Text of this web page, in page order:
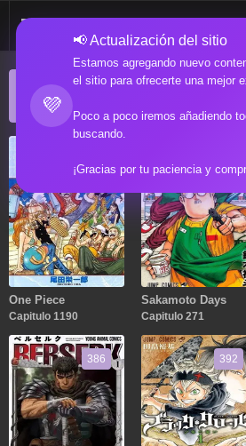
💜
📢 Actualización del sitio
Estamos agregando nuevo
el sitio para ofrecerte una mejor
Poco a poco iremos añadiendo
buscando.
¡Gracias por tu paciencia y
ACTUALIZACIONES
One Piece
Capitulo 1190
Sakamoto Days
Capitulo 271
386 392